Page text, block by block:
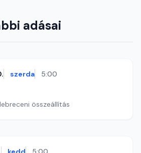
adásai
szerda 5:00
összeállítás